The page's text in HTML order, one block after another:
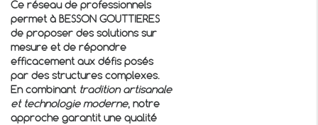
Ce réseau de professionnels
permet à BESSON GOUTTIERES
de proposer des solutions sur
mesure et de répondre
efficacement aux défis posés
par des structures complexes.
En combinant tradition artisanale
et technologie moderne, notre
approche garantit une qualité